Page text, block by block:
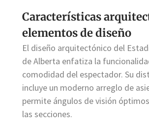
Características
elementos de diseño
El diseño arquitectónico del
de Alberta enfatiza la
comodidad del espectador. Su
incluye un moderno arreglo de
permite ángulos de visión
las secciones.